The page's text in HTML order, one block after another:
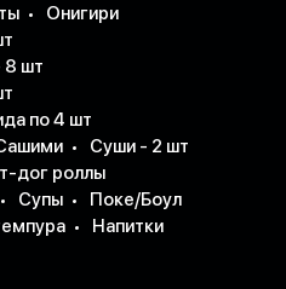
Онигири
8 шт
по 4 шт
Суши - 2 шт
дог роллы
Супы
Поке/Боул
Напитки